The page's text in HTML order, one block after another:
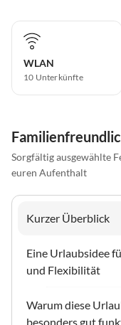
WLAN
10 Unterkünfte
Sorgfältig ausgewählte
euren Aufenthalt
Kurzer Überblick
Eine Urlaubsidee
und Flexibilität
Warum diese
besonders gut